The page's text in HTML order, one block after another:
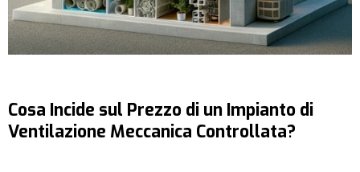
Cosa Incide sul Prezzo di un Impianto di
Ventilazione Meccanica Controllata?